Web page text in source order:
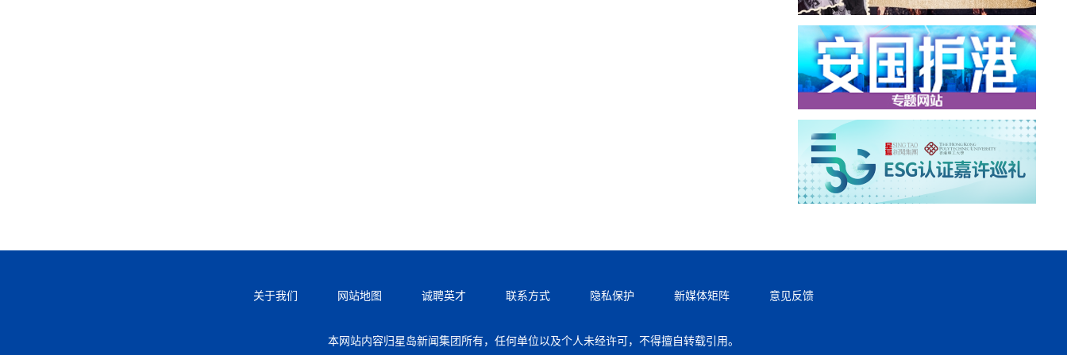
关于我们 网站地图 诚聘英才 联系方式 隐私保护 新媒体矩阵 意见反馈
本网站内容归星岛新闻集团所有，任何单位以及个人未经许可，不得擅自转载引用。